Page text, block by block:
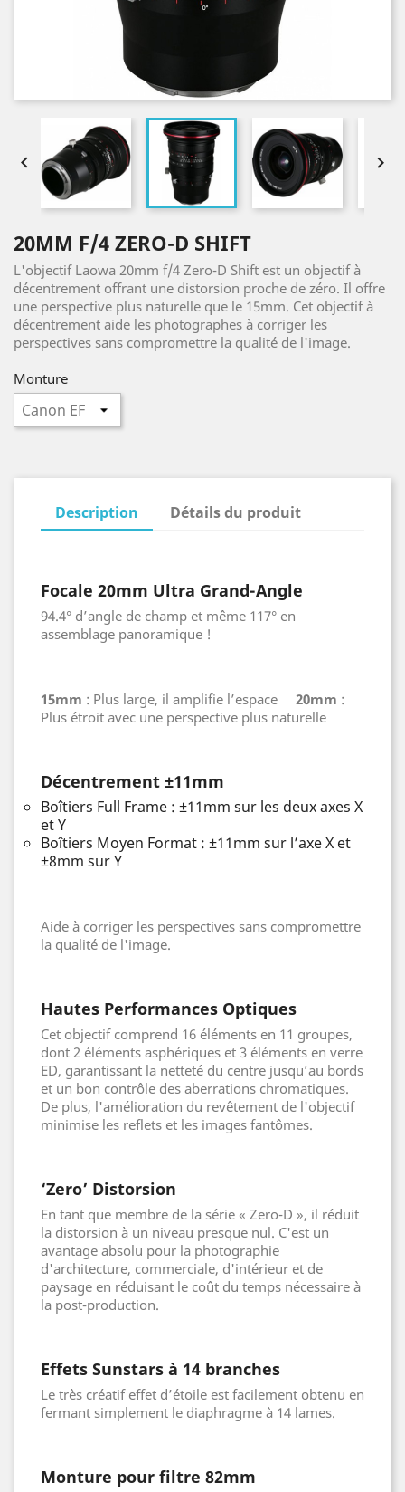
 
20MM F/4 ZERO-D SHIFT
L'objectif Laowa 20mm f/4 Zero-D Shift est un objectif à
décentrement offrant une distorsion proche de zéro. Il offre
une perspective plus naturelle que le 15mm. Cet objectif à
décentrement aide les photographes à corriger les
perspectives sans compromettre la qualité de l'image.
Monture
Description Détails du produit
Focale 20mm Ultra Grand-Angle
94.4° d’angle de champ et même 117° en
assemblage panoramique !
15mm : Plus large, il amplifie l’espace 20mm :
Plus étroit avec une perspective plus naturelle
Décentrement ±11mm
Boîtiers Full Frame : ±11mm sur les deux axes X
et Y
Boîtiers Moyen Format : ±11mm sur l’axe X et
±8mm sur Y
Aide à corriger les perspectives sans compromettre
la qualité de l'image.
Hautes Performances Optiques
Cet objectif comprend 16 éléments en 11 groupes,
dont 2 éléments asphériques et 3 éléments en verre
ED, garantissant la netteté du centre jusqu’au bords
et un bon contrôle des aberrations chromatiques.
De plus, l'amélioration du revêtement de l'objectif
minimise les reflets et les images fantômes.
‘Zero’ Distorsion
En tant que membre de la série « Zero-D », il réduit
la distorsion à un niveau presque nul. C'est un
avantage absolu pour la photographie
d'architecture, commerciale, d'intérieur et de
paysage en réduisant le coût du temps nécessaire à
la post-production.
Effets Sunstars à 14 branches
Le très créatif effet d’étoile est facilement obtenu en
fermant simplement le diaphragme à 14 lames.
Monture pour filtre 82mm